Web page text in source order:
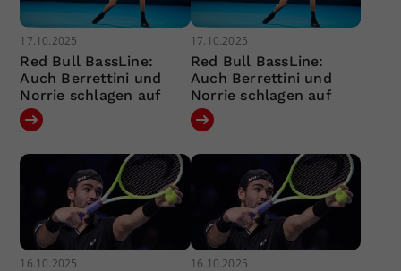
17.10.2025
Red Bull BassLine:
Auch Berrettini und
Norrie schlagen auf
17.10.2025
Red Bull BassLine:
Auch Berrettini und
Norrie schlagen auf
16.10.2025 16.10.2025